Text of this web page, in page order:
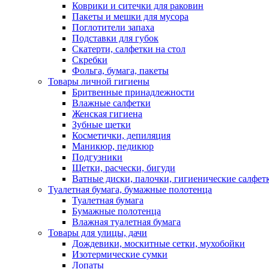
Коврики и ситечки для раковин
Пакеты и мешки для мусора
Поглотители запаха
Подставки для губок
Скатерти, салфетки на стол
Скребки
Фольга, бумага, пакеты
Товары личной гигиены
Бритвенные принадлежности
Влажные салфетки
Женская гигиена
Зубные щетки
Косметички, депиляция
Маникюр, педикюр
Подгузники
Щетки, расчески, бигуди
Ватные диски, палочки, гигиенические
Туалетная бумага, бумажные полотенца
Туалетная бумага
Бумажные полотенца
Влажная туалетная бумага
Товары для улицы, дачи
Дождевики, москитные сетки, мухобойки
Изотермические сумки
Лопаты